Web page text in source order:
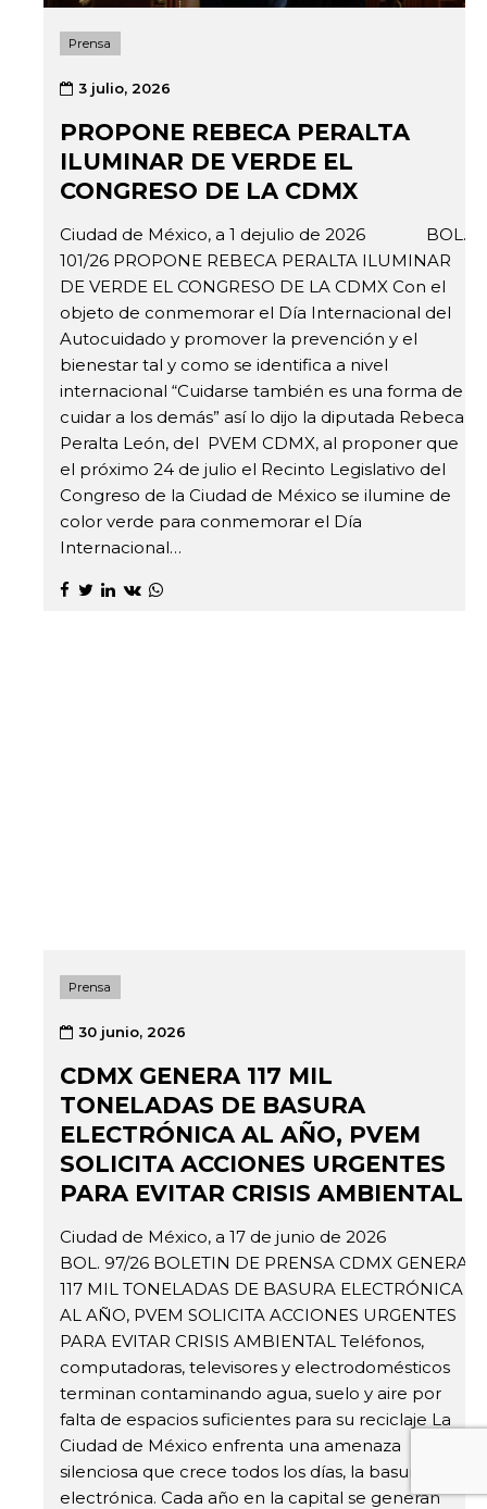
Prensa
3 julio, 2026
PROPONE REBECA PERALTA
ILUMINAR DE VERDE EL
CONGRESO DE LA CDMX
Ciudad de México, a 1 dejulio de 2026 BOL.
101/26 PROPONE REBECA PERALTA ILUMINAR
DE VERDE EL CONGRESO DE LA CDMX Con el
objeto de conmemorar el Día Internacional del
Autocuidado y promover la prevención y el
bienestar tal y como se identifica a nivel
internacional “Cuidarse también es una forma de
cuidar a los demás” así lo dijo la diputada Rebeca
Peralta León, del PVEM CDMX, al proponer que
el próximo 24 de julio el Recinto Legislativo del
Congreso de la Ciudad de México se ilumine de
color verde para conmemorar el Día
Internacional…
Prensa
30 junio, 2026
CDMX GENERA 117 MIL
TONELADAS DE BASURA
ELECTRÓNICA AL AÑO, PVEM
SOLICITA ACCIONES URGENTES
PARA EVITAR CRISIS AMBIENTAL
Ciudad de México, a 17 de junio de 2026
BOL. 97/26 BOLETIN DE PRENSA CDMX GENERA
117 MIL TONELADAS DE BASURA ELECTRÓNICA
AL AÑO, PVEM SOLICITA ACCIONES URGENTES
PARA EVITAR CRISIS AMBIENTAL Teléfonos,
computadoras, televisores y electrodomésticos
terminan contaminando agua, suelo y aire por
falta de espacios suficientes para su reciclaje La
Ciudad de México enfrenta una amenaza
silenciosa que crece todos los días, la basura
electrónica. Cada año en la capital se generan